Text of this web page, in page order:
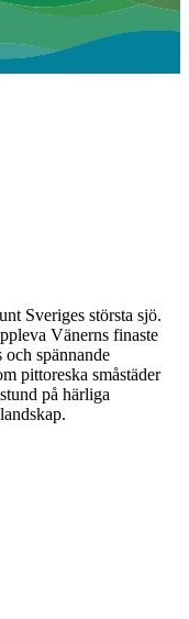
Sveriges största sjö.
Vänerns finaste
spännande
pittoreska småstäder
på härliga